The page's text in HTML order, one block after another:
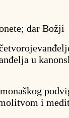
dar Božji
u
i